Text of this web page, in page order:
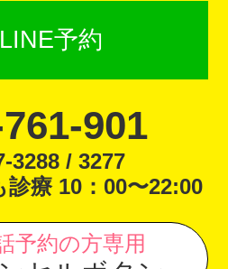
LINE予約
901
3288 / 3277
療 10：00〜22:00
予約の方専用